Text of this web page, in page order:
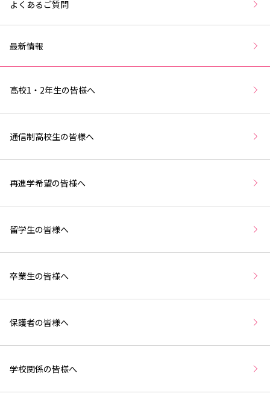
よくあるご質問
最新情報
高校1・2年生の皆様へ
通信制高校生の皆様へ
再進学希望の皆様へ
留学生の皆様へ
卒業生の皆様へ
保護者の皆様へ
学校関係の皆様へ